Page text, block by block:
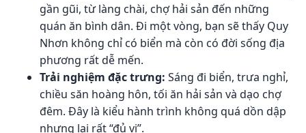
gần gũi, từ làng chài, chợ hải sản đến những
quán ăn bình dân. Đi một vòng, bạn sẽ thấy Quy
Nhơn không chỉ có biển mà còn có đời sống địa
phương rất dễ mến.
Trải nghiệm đặc trưng: Sáng đi biển, trưa nghỉ,
chiều săn hoàng hôn, tối ăn hải sản và dạo chợ
đêm. Đây là kiểu hành trình không quá dồn dập
nhưng lại rất “đủ vị”.